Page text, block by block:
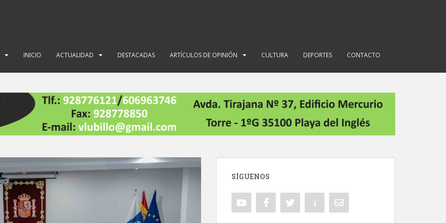
INICIO ACTUALIDAD DESTACADAS ARTÍCULOS DE OPINIÓN CULTURA DEPORTES CONTACTO
SÍGUENOS